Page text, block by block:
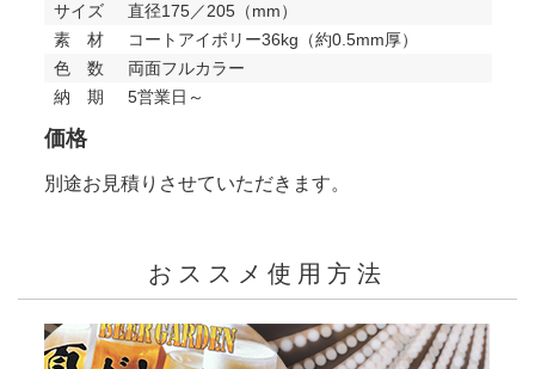
サイズ
直径175／205（mm）
素 材
コートアイボリー36kg（約0.5mm厚）
色 数
両面フルカラー
納 期
5営業日～
価格
別途お見積りさせていただきます。
おススメ使用方法